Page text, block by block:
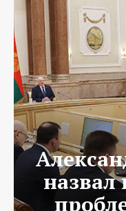
назвал